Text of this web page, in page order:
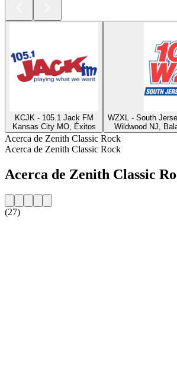
KCJK - 105.1 Jack FM
Kansas City MO, Éxitos
WZXL - South
Wildwood NJ,
Acerca de Zenith Classic Rock
Acerca de Zenith Classic Rock
Acerca de Zenith Classic
(27)